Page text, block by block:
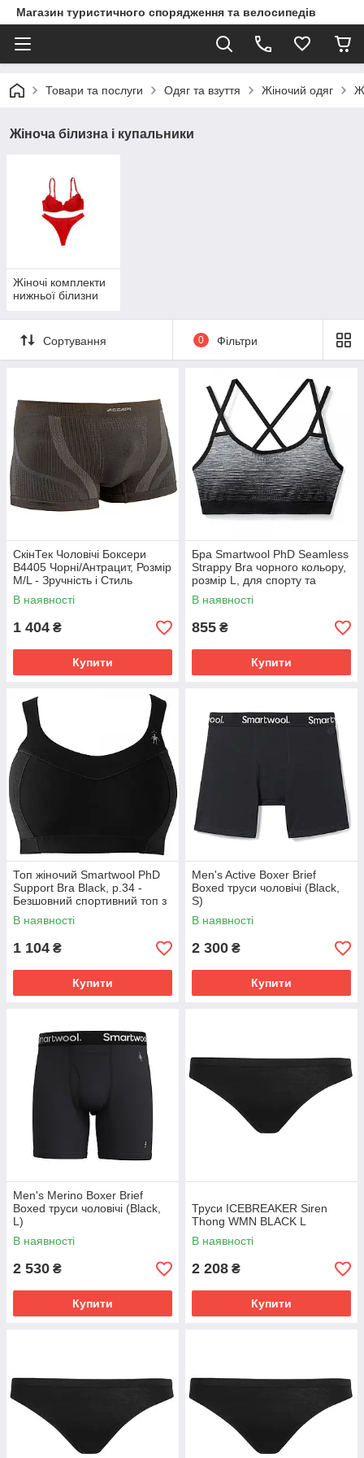
Магазин туристичного спорядження та велосипедів
Товари та послуги Одяг та взуття Жіночий одяг
Жіноча білизна і купальники
Жіночі комплекти
нижньої білизни
Сортування 0 Фільтри
СкінТек Чоловічі Боксери
B4405 Чорні/Антрацит, Розмір
M/L - Зручність і Стиль
В наявності
1 404 ₴
Купити
Бра Smartwool PhD Seamless
Strappy Bra чорного кольору,
розмір L, для спорту та
активного відпочинку.
В наявності
855 ₴
Купити
Топ жіночий Smartwool PhD
Support Bra Black, р.34 -
Безшовний спортивний топ з
шерсті мериноса для
активного відпочинку
В наявності
1 104 ₴
Купити
Men's Active Boxer Brief
Boxed труси чоловічі (Black,
S)
В наявності
2 300 ₴
Купити
Men's Merino Boxer Brief
Boxed труси чоловічі (Black,
L)
В наявності
2 530 ₴
Купити
Труси ICEBREAKER Siren
Thong WMN BLACK L
В наявності
2 208 ₴
Купити